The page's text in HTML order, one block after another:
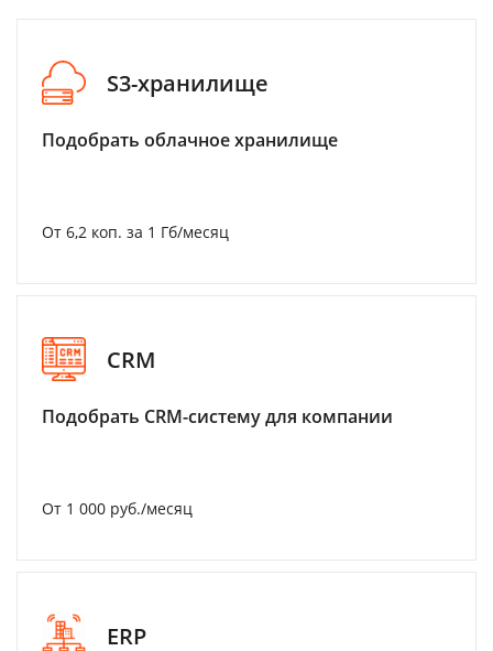
S3-хранилище
Подобрать облачное хранилище
От 6,2 коп. за 1 Гб/месяц
CRM
Подобрать CRM-систему для компании
От 1 000 руб./месяц
ERP